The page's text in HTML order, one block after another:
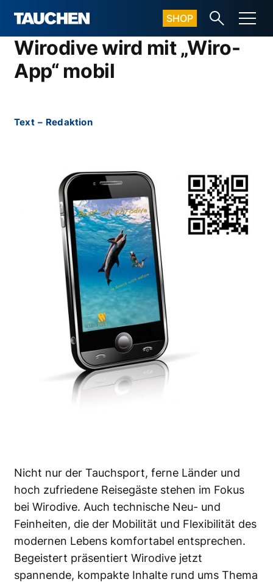
SHOP
Wirodive wird mit „Wiro-
App“ mobil
Text – Redaktion
Nicht nur der Tauchsport, ferne Länder und
hoch zufriedene Reisegäste stehen im Fokus
bei Wirodive. Auch technische Neu- und
Feinheiten, die der Mobilität und Flexibilität des
modernen Lebens komfortabel entsprechen.
Begeistert präsentiert Wirodive jetzt
spannende, kompakte Inhalte rund ums Thema